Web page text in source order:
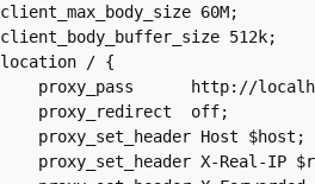
60M;
512k;
/ {
proxy_pass      http://
proxy_redirect  off;
proxy_set_header Host $host;
proxy_set_header X-Real-IP